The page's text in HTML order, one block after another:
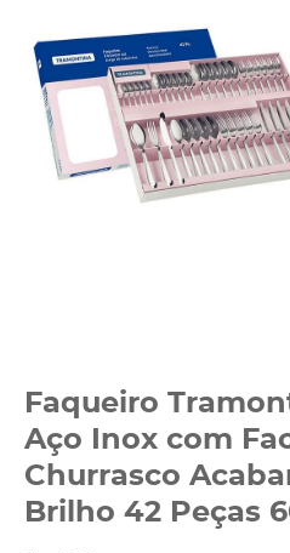
Faqueiro
Aço Inox com
Churrasco
Brilho 42 Peças